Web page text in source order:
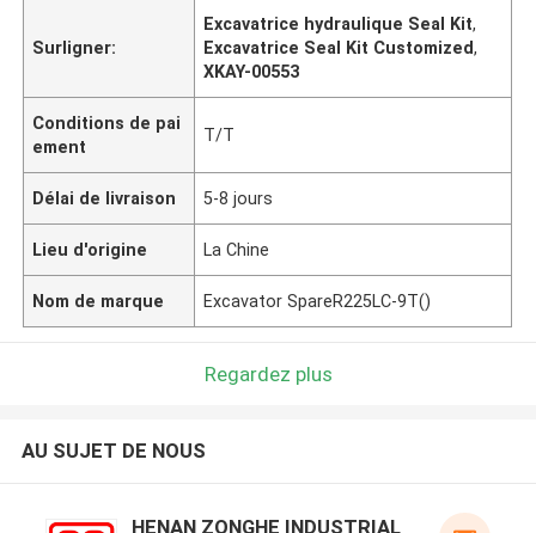
Surligner:
Excavatrice hydraulique Seal Kit,
Excavatrice Seal Kit Customized,
XKAY-00553
Conditions de pai
ement
T/T
Délai de livraison 5-8 jours
Lieu d'origine La Chine
Nom de marque Excavator SpareR225LC-9T()
Regardez plus
AU SUJET DE NOUS
HENAN ZONGHE INDUSTRIAL